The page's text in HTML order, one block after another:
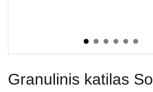
Granulinis katilas